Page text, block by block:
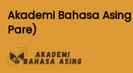
Akademi Bahasa Asing
Pare)